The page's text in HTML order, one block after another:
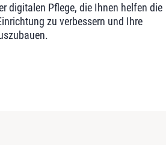
digitalen Pflege, die Ihnen helfen die
zu verbessern und Ihre